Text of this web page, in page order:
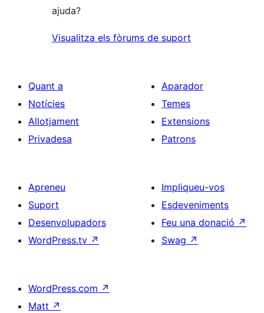
ajuda?
Visualitza els fòrums de suport
Quant a
Notícies
Allotjament
Privadesa
Aparador
Temes
Extensions
Patrons
Apreneu
Suport
Desenvolupadors
WordPress.tv ↗
Impliqueu-vos
Esdeveniments
Feu una donació ↗
Swag ↗
WordPress.com ↗
Matt ↗